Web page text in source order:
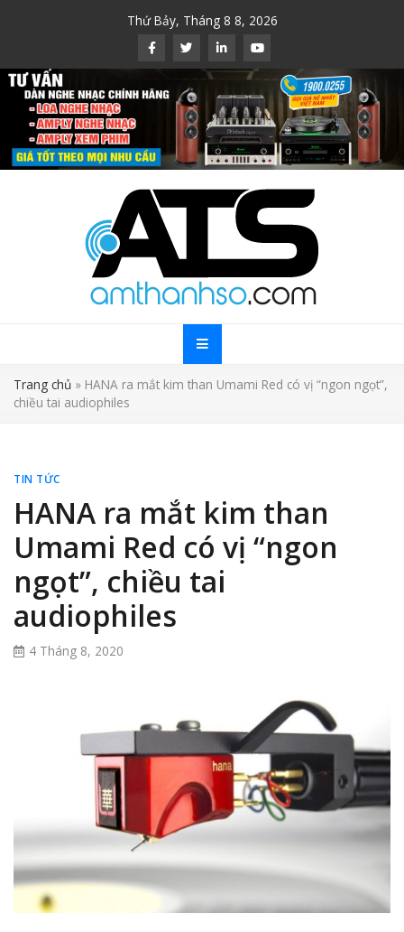
Thứ Bảy, Tháng 8 8, 2026
Trang chủ » HANA ra mắt kim than Umami Red có vị “ngon ngọt”,
chiều tai audiophiles
TIN TỨC
HANA ra mắt kim than
Umami Red có vị “ngon
ngọt”, chiều tai
audiophiles
4 Tháng 8, 2020